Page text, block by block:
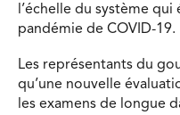
l’échelle du système
pandémie de COVID-19.
Les représentants du
qu’une nouvelle
les examens de longue